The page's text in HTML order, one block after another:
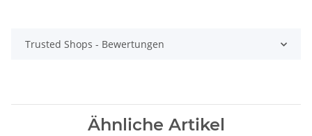
Trusted Shops - Bewertungen
Ähnliche Artikel